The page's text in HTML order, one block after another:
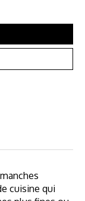
cuisine qui